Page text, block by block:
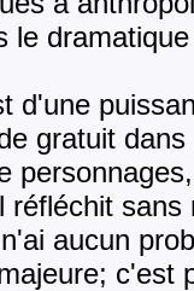
le
d'une
gratuit
réfléchit
aucun
c'est